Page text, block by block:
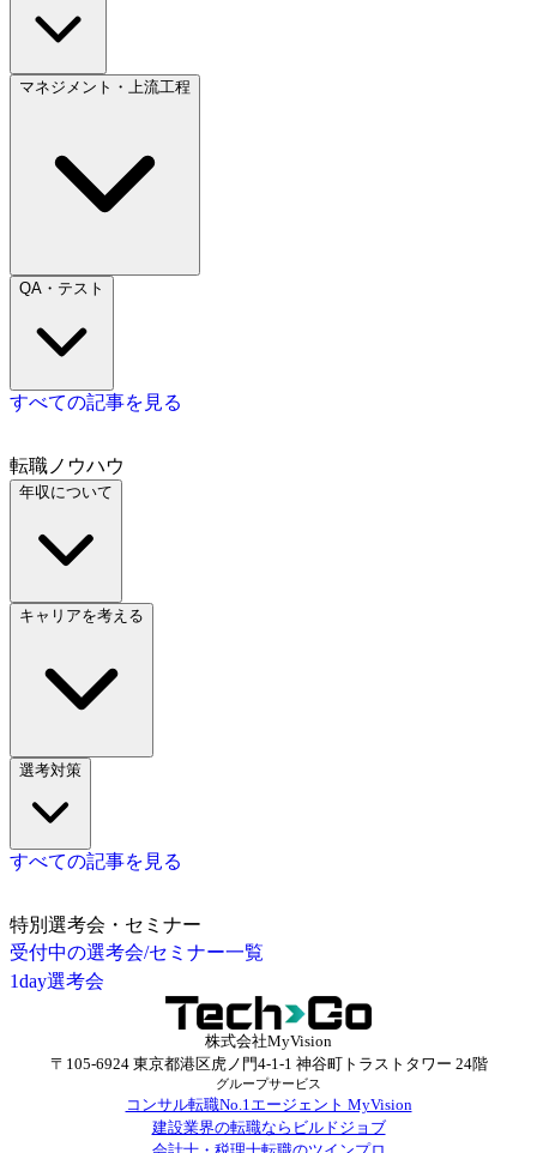
マネジメント・上流工程
QA・テスト
すべての記事を見る
転職ノウハウ
年収について
キャリアを考える
選考対策
すべての記事を見る
特別選考会・セミナー
受付中の選考会/セミナー一覧
1day選考会
株式会社MyVision
〒105-6924 東京都港区虎ノ門4-1-1 神谷町トラストタワー 24階
グループサービス
コンサル転職No.1エージェント MyVision
建設業界の転職ならビルドジョブ